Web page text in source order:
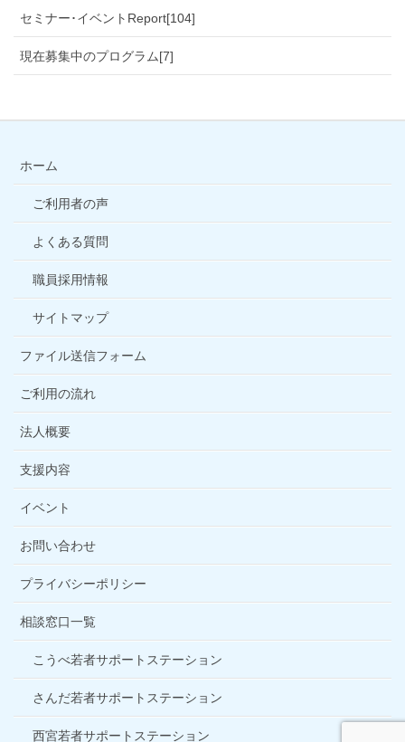
セミナー･イベントReport[104]
現在募集中のプログラム[7]
ホーム
ご利用者の声
よくある質問
職員採用情報
サイトマップ
ファイル送信フォーム
ご利用の流れ
法人概要
支援内容
イベント
お問い合わせ
プライバシーポリシー
相談窓口一覧
こうべ若者サポートステーション
さんだ若者サポートステーション
西宮若者サポートステーション